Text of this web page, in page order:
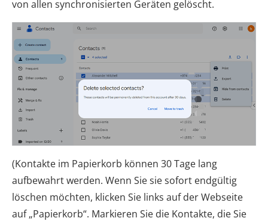
von allen synchronisierten Geräten gelöscht.
(Kontakte im Papierkorb können 30 Tage lang
aufbewahrt werden. Wenn Sie sie sofort endgültig
löschen möchten, klicken Sie links auf der Webseite
auf „Papierkorb“. Markieren Sie die Kontakte, die Sie